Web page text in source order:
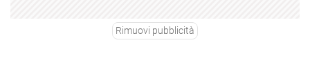
Rimuovi pubblicità